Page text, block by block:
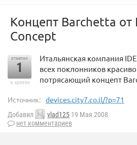
Концепт Barchetta от
Concept
отметил
1
в архиве
Итальянская компания
всех поклонников
потрясающий концепт
Источник: devices.city7.co.il/?p=71
Добавил vlad125 19 Мая 2008
нет комментариев